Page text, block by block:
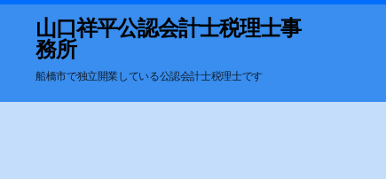
山口祥平公認会計士税理士事
務所
船橋市で独立開業している公認会計士税理士です